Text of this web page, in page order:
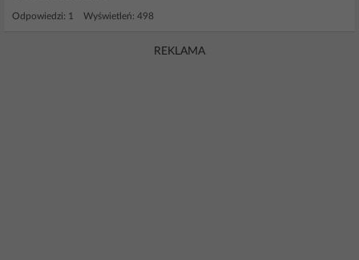
Odpowiedzi: 1 Wyświetleń: 498
REKLAMA